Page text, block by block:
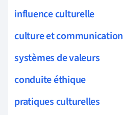
influence culturelle
culture et communication
systèmes de valeurs
conduite éthique
pratiques culturelles